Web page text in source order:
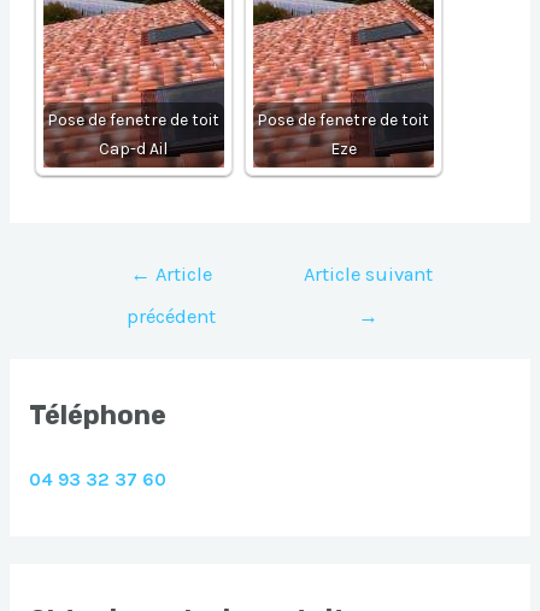
Pose de fenetre de toit
Cap-d Ail
Pose de fenetre de toit
Eze
Navigation
l’article
← Article
précédent
Article suivant
→
Téléphone
04 93 32 37 60